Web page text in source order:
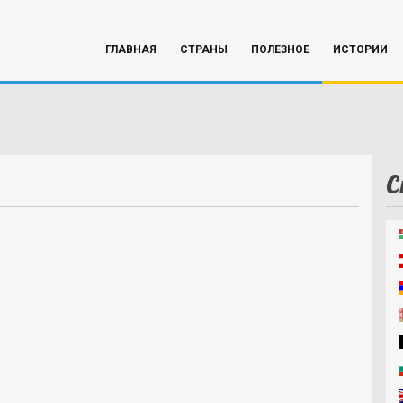
ГЛАВНАЯ СТРАНЫ ПОЛЕЗНОЕ ИСТОРИИ